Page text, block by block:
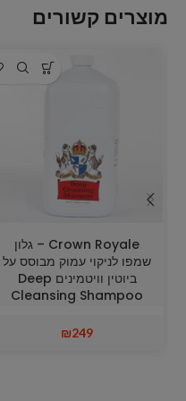
מוצרים קשורים
Crown Royale – גלון
שמפו לניקוי עמוק מבוסס על
ביוטין וויטמינים Deep
Cleansing Shampoo
₪249